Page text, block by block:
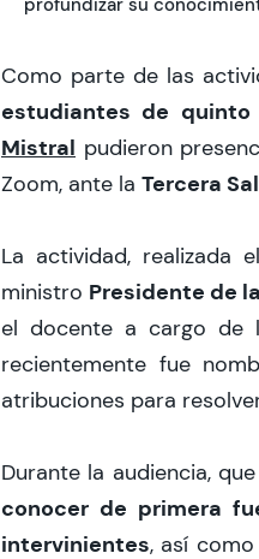
Como parte de las
estudiantes de quinto
Mistral pudieron
Zoom, ante la Tercera
La actividad, realizada
ministro Presidente de
el docente a cargo de
recientemente fue
atribuciones para
Durante la audiencia,
conocer de primera
intervinientes, así